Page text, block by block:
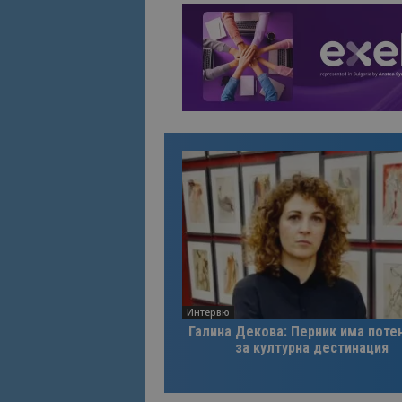
Интервю
Галина Декова: Перник има
за културна дестинация
Име
is_visitor_unique
_ga_B09EBBY8PY
_ga_WXPDN4HSCV
_ga_FK650GXHRZ
Име